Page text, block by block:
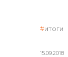
15.09.2018
итоги